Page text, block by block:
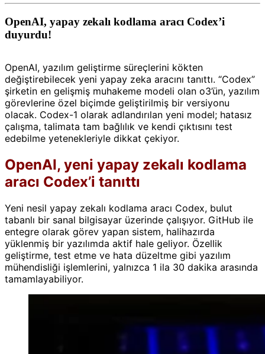
OpenAI, yapay zekalı kodlama aracı Codex’i
duyurdu!
OpenAI, yazılım geliştirme süreçlerini kökten
değiştirebilecek yeni yapay zeka aracını tanıttı. “Codex”
şirketin en gelişmiş muhakeme modeli olan o3’ün, yazılım
görevlerine özel biçimde geliştirilmiş bir versiyonu
olacak. Codex-1 olarak adlandırılan yeni model; hatasız
çalışma, talimata tam bağlılık ve kendi çıktısını test
edebilme yetenekleriyle dikkat çekiyor.
OpenAI, yeni yapay zekalı kodlama
aracı Codex’i tanıttı
Yeni nesil yapay zekalı kodlama aracı Codex, bulut
tabanlı bir sanal bilgisayar üzerinde çalışıyor. GitHub ile
entegre olarak görev yapan sistem, halihazırda
yüklenmiş bir yazılımda aktif hale geliyor. Özellik
geliştirme, test etme ve hata düzeltme gibi yazılım
mühendisliği işlemlerini, yalnızca 1 ila 30 dakika arasında
tamamlayabiliyor.